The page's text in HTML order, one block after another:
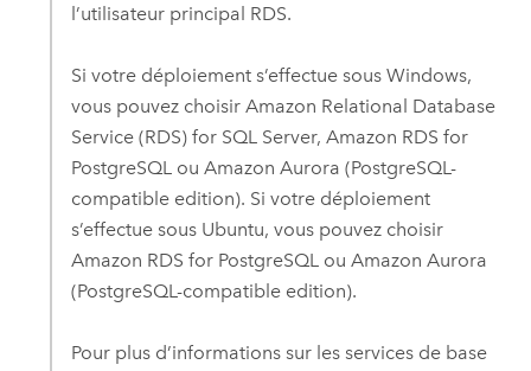
l’utilisateur principal RDS.
Si votre déploiement s’effectue sous Windows,
vous pouvez choisir Amazon Relational Database
Service (RDS) for SQL Server, Amazon RDS for
PostgreSQLou Amazon Aurora (PostgreSQL-
compatible edition). Si votre déploiement
s’effectue sous Ubuntu, vous pouvez choisir
Amazon RDS for PostgreSQLou Amazon Aurora
(PostgreSQL-compatible edition).
Pour plus d’informations sur les services de base